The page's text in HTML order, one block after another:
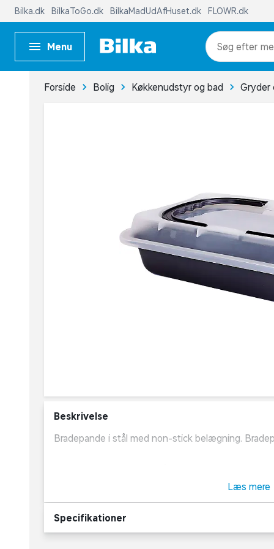
Bilka.dk BilkaToGo.dk BilkaMadUdAfHuset.dk FLOWR.dk
Menu
Forside Bolig Køkkenudstyr og bad Gryder
Beskrivelse
Bradepande i stål med non-stick belægning.
Læs mere
Specifikationer